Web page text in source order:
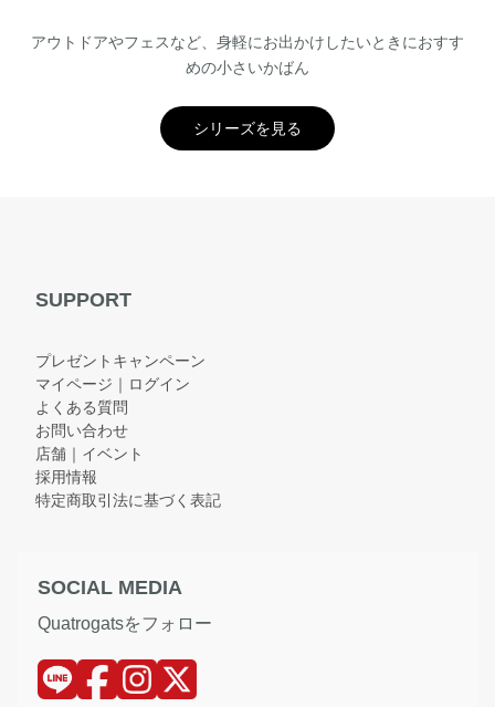
アウトドアやフェスなど、身軽にお出かけしたいときにおすす
めの小さいかばん
シリーズを見る
SUPPORT
プレゼントキャンペーン
マイページ｜ログイン
よくある質問
お問い合わせ
店舗｜イベント
採用情報
特定商取引法に基づく表記
SOCIAL MEDIA
Quatrogatsをフォロー